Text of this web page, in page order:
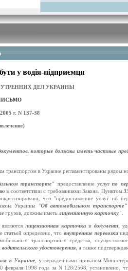
у водія-підприємця
ДЕЛ УКРАИНЫ
г. N 137-38
которые должны иметь частные
в Украине регламентированы рядом
транспорте"предоставление услуг по
в соответствии с требованиями Закона. Пунктом
что "предоставление услуг по
Украины "Об автомобильном транспорте"
грузов, должны иметь лицензионную карточку"
являются лицензионная карточка и документ
статьей определено, чтовнутренние перевозки
транспортного средства,
водительского удостоверения а также
в Украине, утвержденными приказом
1998 года за N 128/2568, установлено,